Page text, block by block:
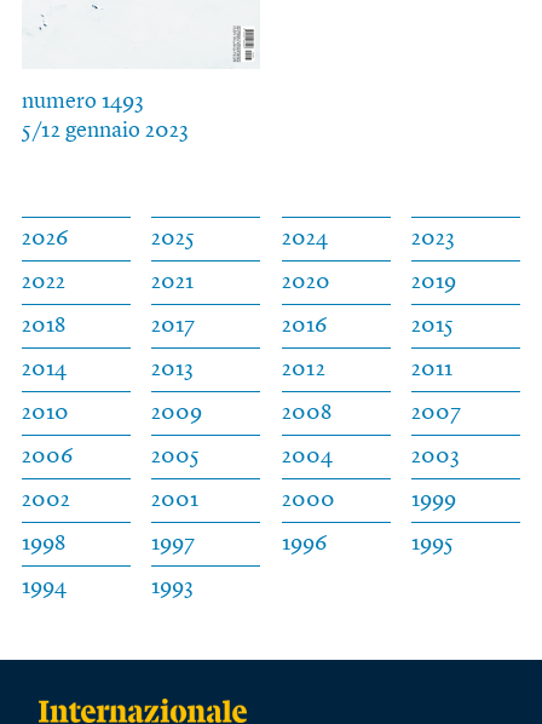
numero 1493
5/12 gennaio 2023
2026 2025 2024
2023
2022
2021 2020
2019
2018
2017 2016
2015
2014
2013 2012
2011
2010
2009 2008
2007
2006
2005 2004
2003
2002
2001 2000
1999
1998
1997 1996
1995
1994
1993